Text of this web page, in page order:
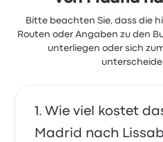
Bitte beachten Sie, dass die
Routen oder Angaben zu den
unterliegen oder sich
Wie viel kostet
Madrid nach